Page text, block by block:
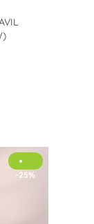
-25%